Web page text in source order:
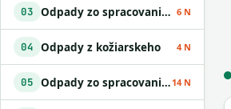
03 Odpady zo spracovania dreva a z výroby papiera 6 N
04 Odpady z kožiarskeho 4 N
05 Odpady zo spracovania ropy 14 N